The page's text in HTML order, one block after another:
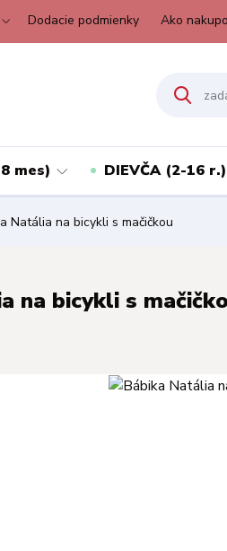
Dodacie podmienky Ako
mes) DIEVČA (2-16 r.)
Natália na bicykli s mačičkou
na bicykli s